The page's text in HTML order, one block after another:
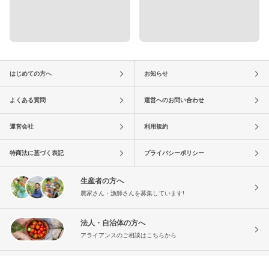
はじめての方へ お知らせ
よくある質問 運営へのお問い合わせ
運営会社 利用規約
特商法に基づく表記 プライバシーポリシー
生産者の方へ
農家さん・漁師さんを募集しています!
法人・自治体の方へ
アライアンスのご相談はこちらから